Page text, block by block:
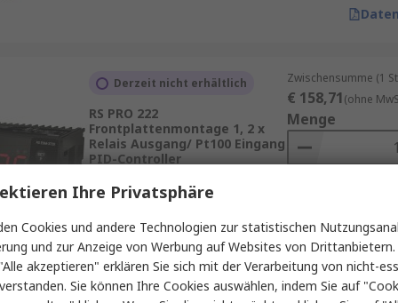
Derzeit nicht erhältlich
RS PRO 222
Frontplattenmontage 1, 2 x
Relais Ausgang/ Pt100 Eingang
PID-Controller
RS Best.-Nr. 222-8136
Zwischensumme (1
€ 158,71(ohne
Menge
Zwischensumme (1
Ihre Privatsphäre
Cookies und andere Technologien zur statistischen
und zur Anzeige von Werbung auf Websites von
akzeptieren" erklären Sie sich mit der Verarbeitung von nicht-
Sie können Ihre Cookies auswählen, indem Sie auf